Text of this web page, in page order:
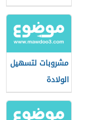
مشروبات لتسهيل
الولادة